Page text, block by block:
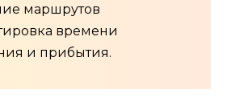
маршрутов
времени
и прибытия.